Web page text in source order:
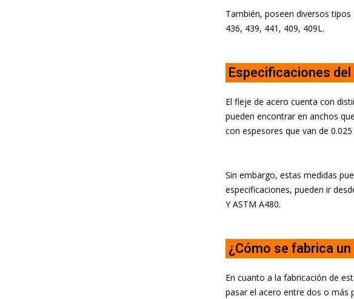
También, poseen diversos
436, 439, 441, 409, 409L.
Especificaciones del
El fleje de acero cuenta con
pueden encontrar en anchos
con espesores que van de
Sin embargo, estas medidas
especificaciones, pueden ir
Y ASTM A480.
¿Cómo se fabrica
En cuanto a la fabricación de
pasar el acero entre dos o más